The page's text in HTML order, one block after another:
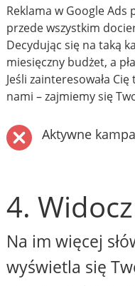
Reklama w Google Ads
przede wszystkim
Decydując się na taką
miesięczny budżet, a
Jeśli zainteresowała
nami – zajmiemy się
Aktywne
4.
Na im więcej
wyświetla się